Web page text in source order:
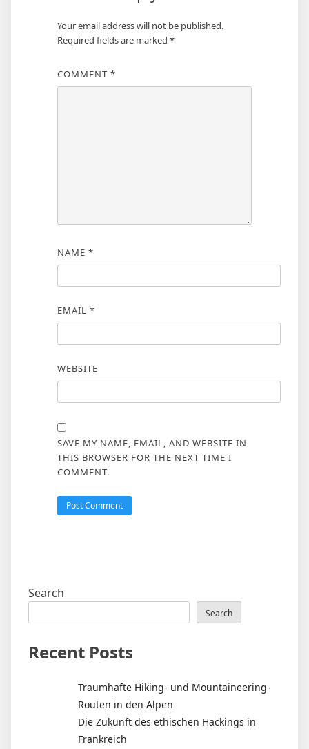
Your email address will not be published.
Required fields are marked *
COMMENT *
NAME *
EMAIL *
WEBSITE
SAVE MY NAME, EMAIL, AND WEBSITE IN
THIS BROWSER FOR THE NEXT TIME I
COMMENT.
Search
Search
Recent Posts
Traumhafte Hiking- und Mountaineering-
Routen in den Alpen
Die Zukunft des ethischen Hackings in
Frankreich